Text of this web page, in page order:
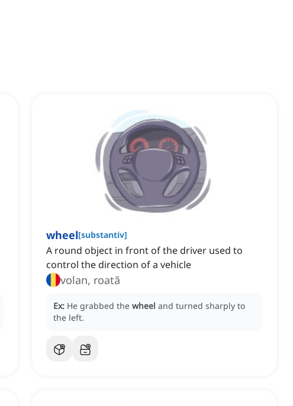
wheel[substantiv]
A round object in front of the driver used to
control the direction of a vehicle
volan, roată
Ex: He grabbed the wheel and turned sharply to
the left.